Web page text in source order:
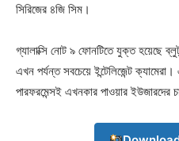
সিরিজের ৪জি সিম।
গ্যালাক্সি নোট ৯ ফোনটিতে যুক্ত হয়েছে
এখন পর্যন্ত সবচেয়ে ইন্টেলিজেন্ট
পারফরমেন্সই এখনকার পাওয়ার ইউজারদের